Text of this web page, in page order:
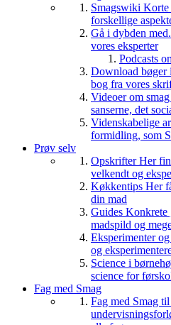
Smagswiki Korte
forskellige
Gå i dybden
vores eksperter
Podcasts
Download bøger
bog fra vores
Videoer om smag
sanserne, det
Videnskabelige
formidling, som
Prøv selv
OpskrifterHer
velkendt og
Køkkentips Her
din mad
Guides Konkrete
madspild og
Eksperimenter
og
Science i
science for
Fag med Smag
Fag med Smag